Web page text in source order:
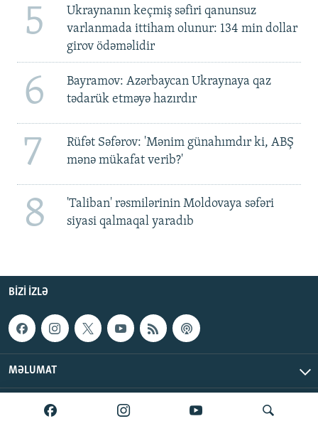
5
Ukraynanın keçmiş səfiri qanunsuz
varlanmada ittiham olunur: 134 min dollar
girov ödəməlidir
6
Bayramov: Azərbaycan Ukraynaya qaz
tədarük etməyə hazırdır
7
Rüfət Səfərov: 'Mənim günahımdır ki, ABŞ
mənə mükafat verib?'
8
'Taliban' rəsmilərinin Moldovaya səfəri
siyasi qalmaqal yaradıb
BIZI IZLƏ
MƏLUMAT
AzadlıqRadiosu © 2026 Inc. | Bütün hüquqlar qorunur